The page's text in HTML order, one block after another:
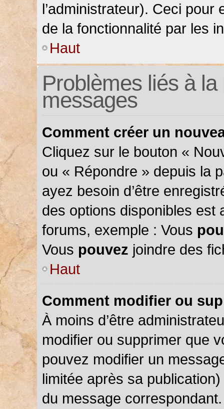
l’administrateur). Ceci pour
de la fonctionnalité par les
Haut
Problèmes liés à
messages
Comment créer un
Cliquez sur le bouton «
ou « Répondre » depuis la
ayez besoin d’être
des options disponibles est
forums, exemple : Vous
Vous pouvez joindre des
Haut
Comment modifier ou
À moins d’être
modifier ou supprimer que
pouvez modifier un
limitée après sa
du message